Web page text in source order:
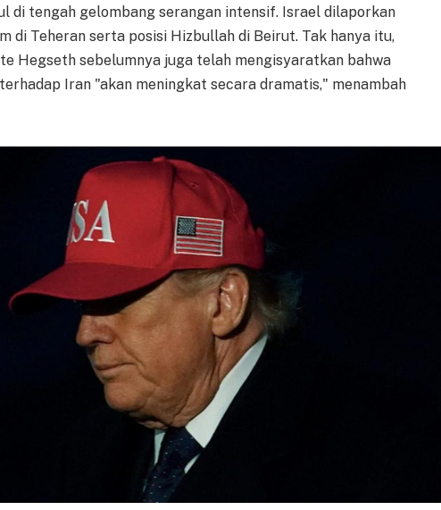
di tengah gelombang serangan intensif. Israel dilaporkan
di Teheran serta posisi Hizbullah di Beirut. Tak hanya itu,
Hegseth sebelumnya juga telah mengisyaratkan bahwa
Iran "akan meningkat secara dramatis," menambah